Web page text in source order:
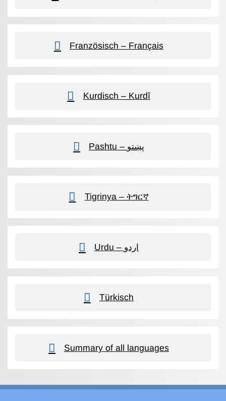
Französisch – Français
Kurdisch – Kurdî
Pashtu – پښتو
Tigrinya – ትግርኛ
Urdu – اردو
Türkisch
Summary of all languages